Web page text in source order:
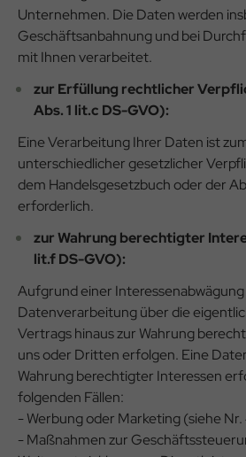
Unternehmen. Die Daten werden
Geschäftsanbahnung und bei
mit Ihnen verarbeitet.
zur Erfüllung rechtlicher
Abs. 1 lit.c DS-GVO):
Eine Verarbeitung Ihrer Daten ist
unterschiedlicher gesetzlicher
dem Handelsgesetzbuch oder der
erforderlich.
zur Wahrung berechtigter
lit.f DS-GVO):
Aufgrund einer
Datenverarbeitung über die
Vertrags hinaus zur Wahrung
uns oder Dritten erfolgen. Eine
Wahrung berechtigter Interessen
folgenden Fällen:
- Werbung oder Marketing (siehe Nr.
- Maßnahmen zur